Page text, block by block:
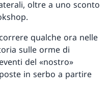
oltre a uno sconto
qualche ora nelle
sulle orme di
del «nostro»
in serbo a partire